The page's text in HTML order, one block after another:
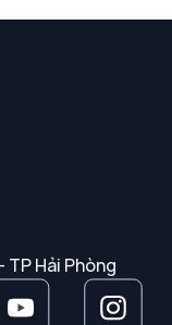
Hải Phòng